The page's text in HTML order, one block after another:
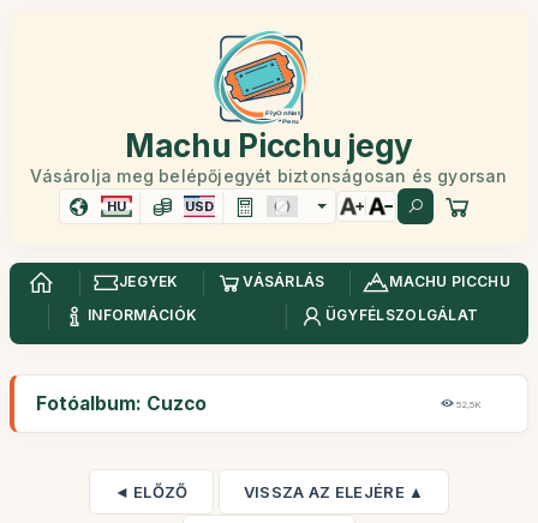
Machu Picchu jegy
Vásárolja meg belépőjegyét biztonságosan és gyorsan
HU USD
JEGYEK VÁSÁRLÁS
MACHU PICCHU
INFORMÁCIÓK
ÜGYFÉLSZOLGÁLAT
Fotóalbum: Cuzco 52,5K
◄ ELŐZŐ VISSZA AZ ELEJÉRE ▲